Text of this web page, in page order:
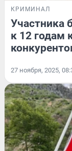
КРИМИНАЛ
Участника
к 12 годам
27 ноября, 2025,